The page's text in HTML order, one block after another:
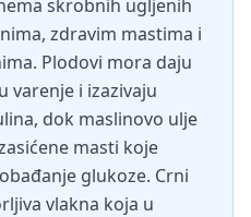
skrobnih ugljenih
zdravim mastima i
Plodovi mora daju
varenje i izazivaju
dok maslinovo ulje
masti koje
glukoze. Crni
vlakna koja u